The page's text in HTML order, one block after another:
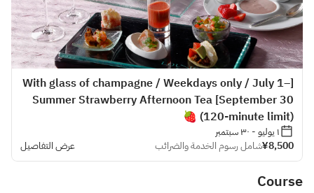
[With glass of champagne / Weekdays only / July 1–
September 30] Summer Strawberry Afternoon Tea
🍓 (120-minute limit)
١ يوليو - ٣٠ سبتمبر
¥8,500شامل رسوم الخدمة والضرائب عرض التفاصيل
Course